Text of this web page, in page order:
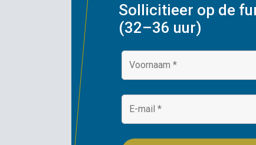
Sollicitieer op de
(32–36 uur)